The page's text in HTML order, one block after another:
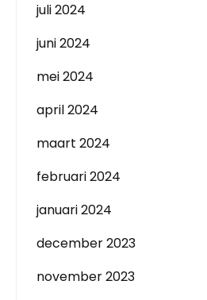
juli 2024
juni 2024
mei 2024
april 2024
maart 2024
februari 2024
januari 2024
december 2023
november 2023